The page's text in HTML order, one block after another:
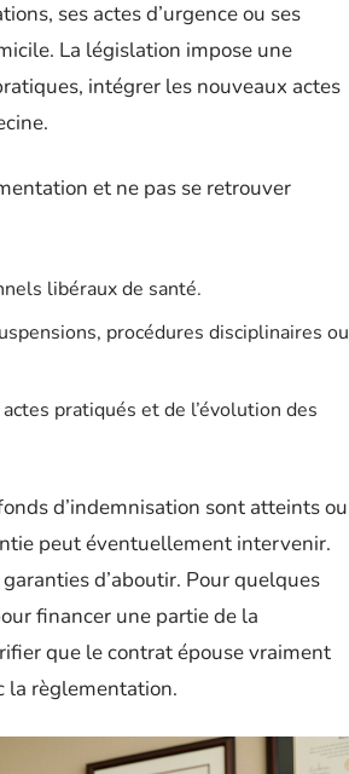
ses actes d’urgence ou ses
La législation impose une
intégrer les nouveaux actes
et ne pas se retrouver
libéraux de santé.
procédures disciplinaires ou
pratiqués et de l’évolution des
d’indemnisation sont atteints ou
peut éventuellement intervenir.
d’aboutir. Pour quelques
financer une partie de la
que le contrat épouse vraiment
la règlementation.